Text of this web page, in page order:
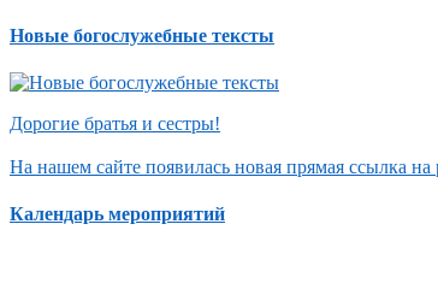
Новые богослужебные тексты
Дорогие братья и сестры!
На нашем сайте появилась новая прямая ссылка
Календарь мероприятий